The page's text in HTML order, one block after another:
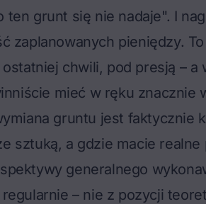
ten grunt się nie nadaje". I
zaplanowanych pieniędzy.
chwili, pod presją – a
mieć w ręku znacznie
gruntu jest faktycznie
sztuką, a gdzie macie realne
generalnego
– nie z pozycji